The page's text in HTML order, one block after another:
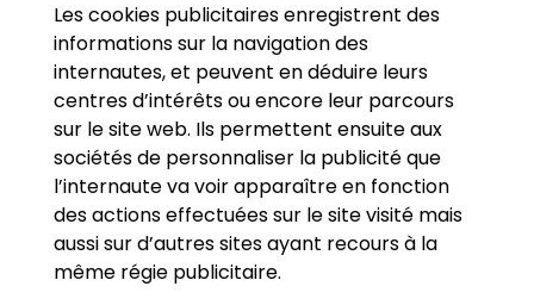
Les cookies publicitaires enregistrent des
informations sur la navigation des
internautes, et peuvent en déduire leurs
centres d’intérêts ou encore leur parcours
sur le site web. Ils permettent ensuite aux
sociétés de personnaliser la publicité que
l’internaute va voir apparaître en fonction
des actions effectuées sur le site visité mais
aussi sur d’autres sites ayant recours à la
même régie publicitaire.